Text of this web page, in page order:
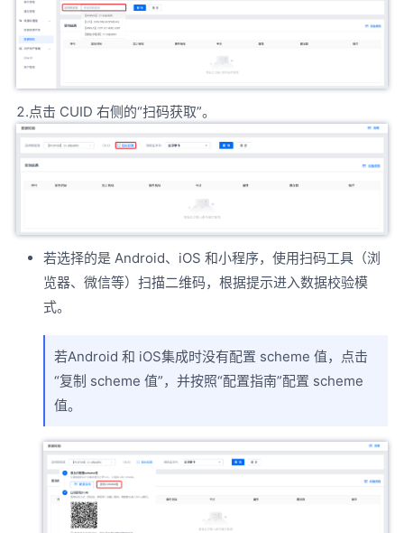
2.点击 CUID 右侧的“扫码获取”。
若选择的是 Android、iOS 和小程序，使用扫码工具（浏
览器、微信等）扫描二维码，根据提示进入数据校验模
式。
若Android 和 iOS集成时没有配置 scheme 值，点击
“复制 scheme 值”，并按照“配置指南”配置 scheme
值。